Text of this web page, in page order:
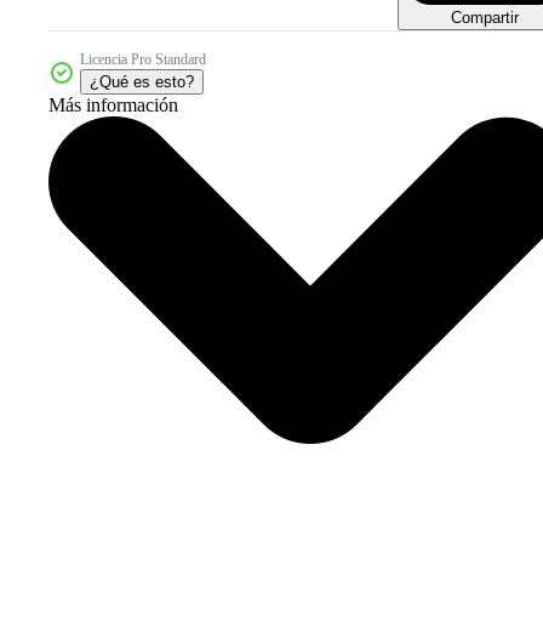
Compartir
Licencia Pro Standard
¿Qué es esto?
Más información